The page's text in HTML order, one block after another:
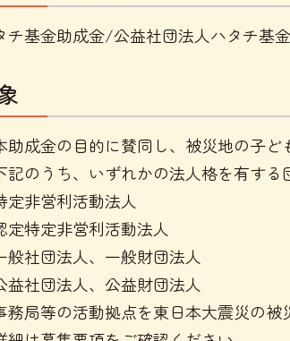
チ基金助成金/公益社団法人ハタチ基金
助成金の目的に賛同し、被災地の子ど
記のうち、いずれかの法人格を有する
定非営利活動法人
定特定非営利活動法人
般社団法人、一般財団法人
益社団法人、公益財団法人
務局等の活動拠点を東日本大震災の被